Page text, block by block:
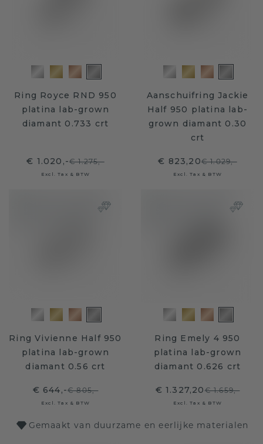
Ring Royce RND 950
platina lab-grown
diamant 0.733 crt
€ 1.020,-€ 1.275,-
Excl. Tax & BTW
Aanschuifring Jackie
Half 950 platina lab-
grown diamant 0.30
crt
€ 823,20€ 1.029,-
Excl. Tax & BTW
Ring Vivienne Half 950
platina lab-grown
diamant 0.56 crt
€ 644,-€ 805,-
Excl. Tax & BTW
Ring Emely 4 950
platina lab-grown
diamant 0.626 crt
€ 1.327,20€ 1.659,-
Excl. Tax & BTW
Gemaakt van duurzame en eerlijke materialen